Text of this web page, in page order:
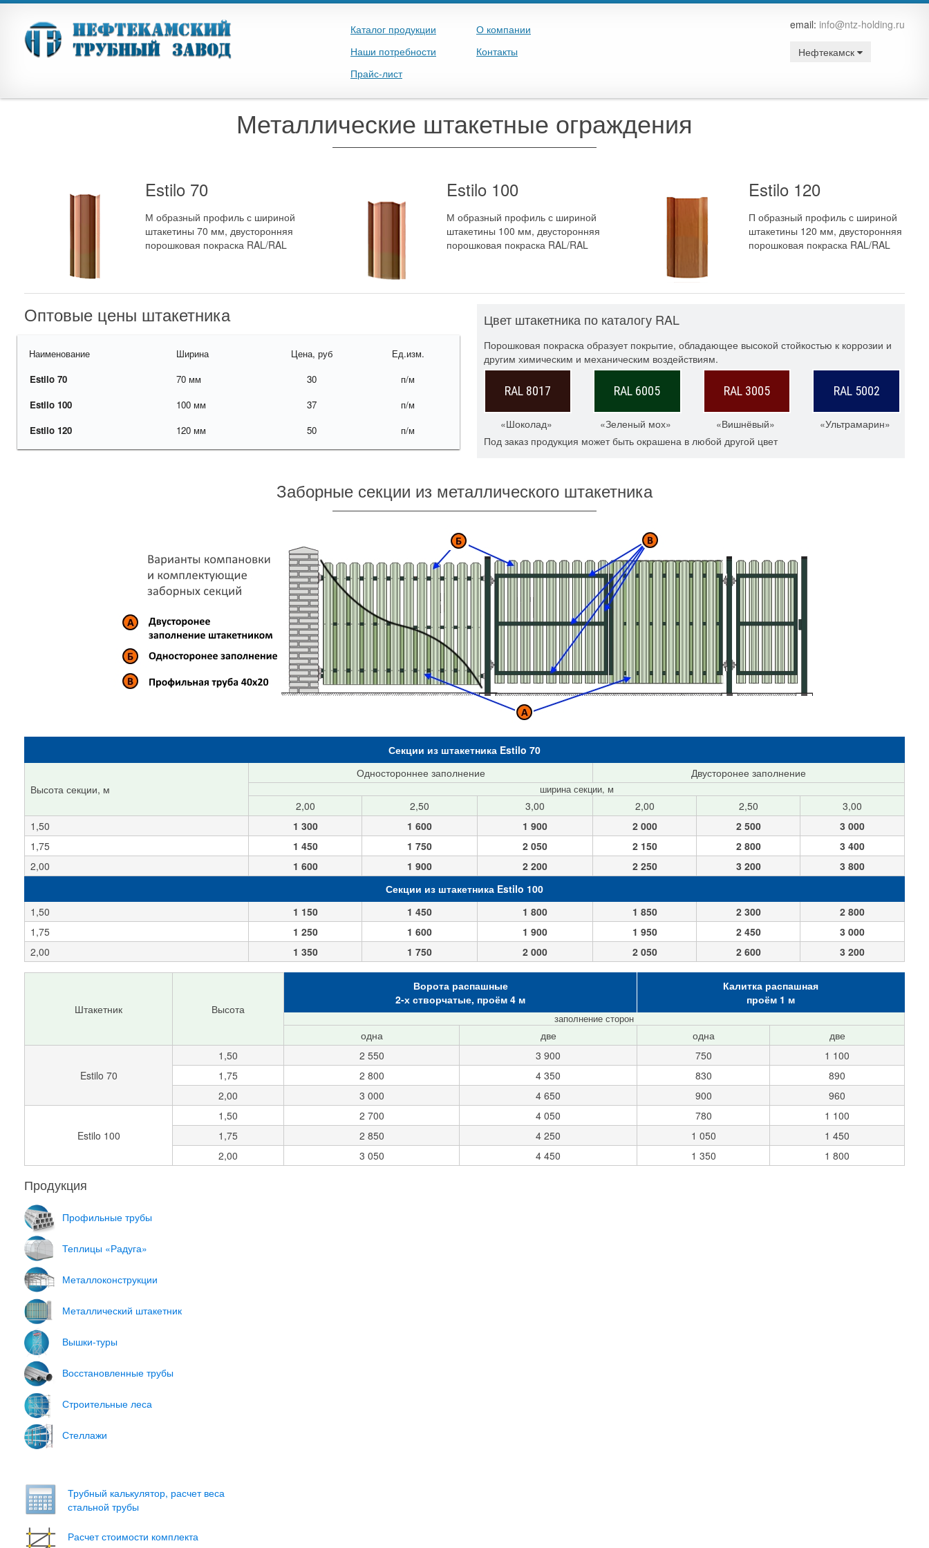
email: info@ntz-holding.ru
Нефтекамск
Каталог продукции
О компании
Наши потребности
Контакты
Прайс-лист
Металлические штакетные ограждения
Estilo 70
М образный профиль с шириной
штакетины 70 мм, двусторонняя
порошковая покраска RAL/RAL
Estilo 100
М образный профиль с шириной
штакетины 100 мм, двусторонняя
порошковая покраска RAL/RAL
Estilo 120
П образный профиль с шириной
штакетины 120 мм, двусторонняя
порошковая покраска RAL/RAL
Оптовые цены штакетника
Наименование Ширина Цена, руб
Ед.изм.
Estilo 70
70 мм 30
п/м
Estilo 100
100 мм 37
п/м
Estilo 120
120 мм 50 п/м
Цвет штакетника по каталогу RAL
Порошковая покраска образует покрытие, обладающее высокой стойкостью к коррозии и
другим химическим и механическим воздействиям.
RAL 8017
«Шоколад»
RAL 6005
«Зеленый мох»
RAL 3005
«Вишнёвый»
RAL 5002
«Ультрамарин»
Под заказ продукция может быть окрашена в любой другой цвет
Заборные секции из металлического штакетника
Секции из штакетника Estilo 70
Высота секции, м
Одностороннее заполнение Двусторонее заполнение
ширина секции, м
2,00 2,50 3,00 2,00 2,50
3,00
1,50
1 300 1 600 1 900 2 000 2 500
3 000
1,75
1 450 1 750 2 050 2 150 2 800
3 400
2,00
1 600 1 900 2 200 2 250 3 200
3 800
Секции из штакетника Estilo 100
1,50
1 150 1 450 1 800 1 850 2 300
2 800
1,75
1 250 1 600 1 900 1 950 2 450
3 000
2,00
1 350 1 750 2 000 2 050 2 600 3 200
Штакетник Высота
Ворота распашные
2-х створчатые, проём 4 м
Калитка распашная
проём 1 м
заполнение сторон
одна две одна две
Estilo 70
1,50 2 550 3 900 750
1 100
1,75
2 800 4 350 830
890
2,00
3 000 4 650 900 960
Estilo 100
1,50 2 700 4 050 780
1 100
1,75
2 850 4 250 1 050
1 450
2,00
3 050 4 450 1 350 1 800
Продукция
Профильные трубы
Теплицы «Радуга»
Металлоконструкции
Металлический штакетник
Вышки-туры
Восстановленные трубы
Строительные леса
Стеллажи
Трубный каль­ку­лятор, рас­чет веса
сталь­ной трубы
Расчет стоимости комплекта